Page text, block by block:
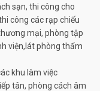
sạn, thi công cho
công các rạp chiếu
mại, phòng tập
viện,lát phòng thẩm
khu làm việc
tân, phòng cách âm